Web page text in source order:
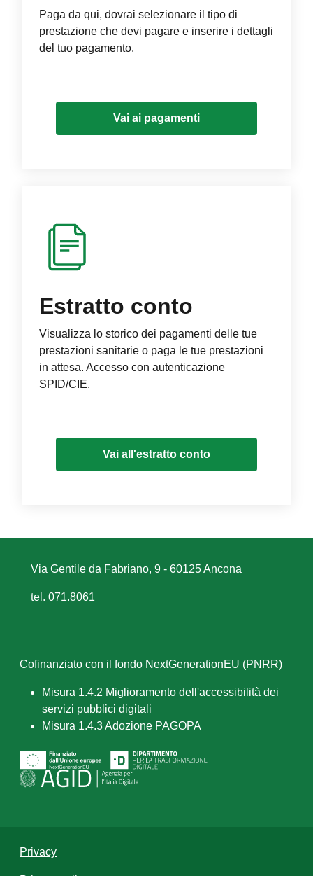
Paga da qui, dovrai selezionare il tipo di
prestazione che devi pagare e inserire i dettagli
del tuo pagamento.
Vai ai pagamenti
Estratto conto
Visualizza lo storico dei pagamenti delle tue
prestazioni sanitarie o paga le tue prestazioni
in attesa. Accesso con autenticazione
SPID/CIE.
Vai all'estratto conto
Via Gentile da Fabriano, 9 - 60125 Ancona
tel. 071.8061
Cofinanziato con il fondo NextGenerationEU (PNRR)
Misura 1.4.2 Miglioramento dell'accessibilità dei
servizi pubblici digitali
Misura 1.4.3 Adozione PAGOPA
Privacy